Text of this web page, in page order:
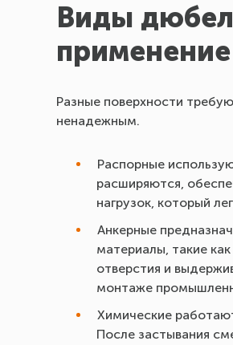
Виды
применение
Разные поверхности
ненадежным.
Распорные
расширяются,
нагрузок, который
Анкерные
материалы, такие
отверстия и
монтаже
Химические
После застывания